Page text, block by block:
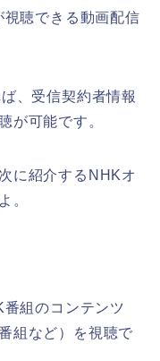
聴できる動画配信
、受信契約者情報
が可能です。
に紹介するNHKオ
。
組のコンテンツ
組など）を視聴で